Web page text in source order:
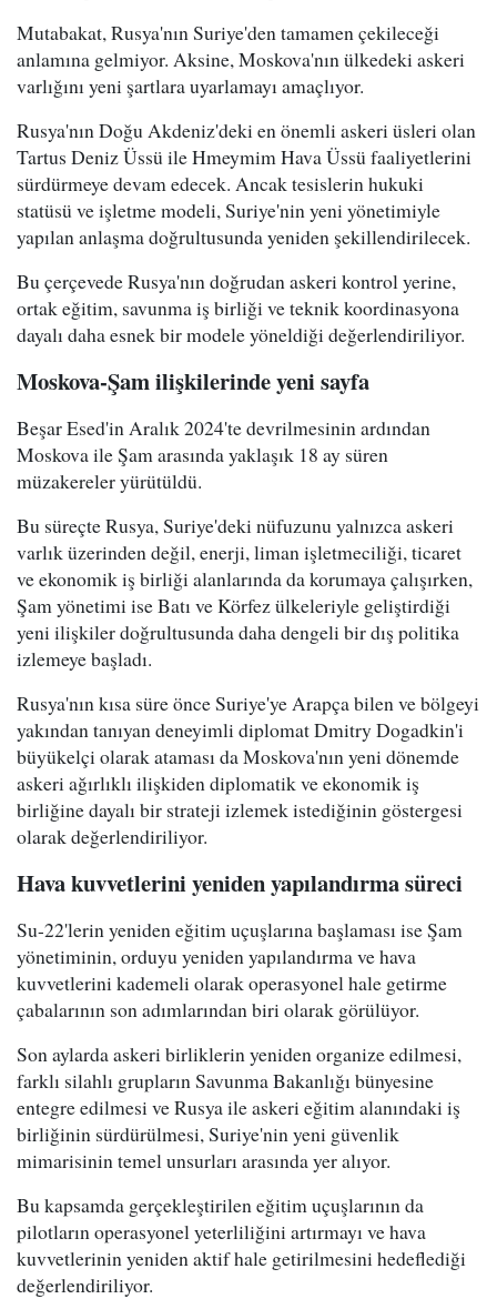
Mutabakat, Rusya'nın Suriye'den tamamen çekileceği
anlamına gelmiyor. Aksine, Moskova'nın ülkedeki askeri
varlığını yeni şartlara uyarlamayı amaçlıyor.
Rusya'nın Doğu Akdeniz'deki en önemli askeri üsleri olan
Tartus Deniz Üssü ile Hmeymim Hava Üssü faaliyetlerini
sürdürmeye devam edecek. Ancak tesislerin hukuki
statüsü ve işletme modeli, Suriye'nin yeni yönetimiyle
yapılan anlaşma doğrultusunda yeniden şekillendirilecek.
Bu çerçevede Rusya'nın doğrudan askeri kontrol yerine,
ortak eğitim, savunma iş birliği ve teknik koordinasyona
dayalı daha esnek bir modele yöneldiği değerlendiriliyor.
Moskova-Şam ilişkilerinde yeni sayfa
Beşar Esed'in Aralık 2024'te devrilmesinin ardından
Moskova ile Şam arasında yaklaşık 18 ay süren
müzakereler yürütüldü.
Bu süreçte Rusya, Suriye'deki nüfuzunu yalnızca askeri
varlık üzerinden değil, enerji, liman işletmeciliği, ticaret
ve ekonomik iş birliği alanlarında da korumaya çalışırken,
Şam yönetimi ise Batı ve Körfez ülkeleriyle geliştirdiği
yeni ilişkiler doğrultusunda daha dengeli bir dış politika
izlemeye başladı.
Rusya'nın kısa süre önce Suriye'ye Arapça bilen ve bölgeyi
yakından tanıyan deneyimli diplomat Dmitry Dogadkin'i
büyükelçi olarak ataması da Moskova'nın yeni dönemde
askeri ağırlıklı ilişkiden diplomatik ve ekonomik iş
birliğine dayalı bir strateji izlemek istediğinin göstergesi
olarak değerlendiriliyor.
Hava kuvvetlerini yeniden yapılandırma süreci
Su-22'lerin yeniden eğitim uçuşlarına başlaması ise Şam
yönetiminin, orduyu yeniden yapılandırma ve hava
kuvvetlerini kademeli olarak operasyonel hale getirme
çabalarının son adımlarından biri olarak görülüyor.
Son aylarda askeri birliklerin yeniden organize edilmesi,
farklı silahlı grupların Savunma Bakanlığı bünyesine
entegre edilmesi ve Rusya ile askeri eğitim alanındaki iş
birliğinin sürdürülmesi, Suriye'nin yeni güvenlik
mimarisinin temel unsurları arasında yer alıyor.
Bu kapsamda gerçekleştirilen eğitim uçuşlarının da
pilotların operasyonel yeterliliğini artırmayı ve hava
kuvvetlerinin yeniden aktif hale getirilmesini hedeflediği
değerlendiriliyor.